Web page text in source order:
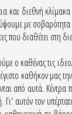
και διεθνή
με
που διαθέτει στη
ο καθένας τις
καθήκον μας
από αυτά.
αυτόν τον